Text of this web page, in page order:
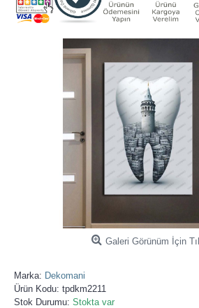
Galeri Görünüm İçin
Marka: Dekomani
Ürün Kodu: tpdkm2211
Stok Durumu: Stokta var